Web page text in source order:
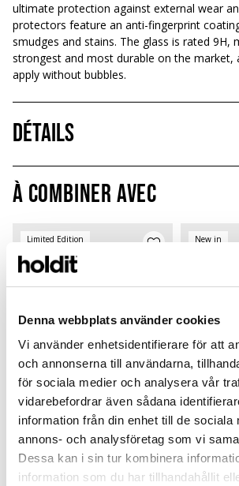
Denna webbplats använder cookies
Vi använder enhetsidentifierare för att
och annonserna till användarna,
för sociala medier och analysera vår
vidarebefordrar även sådana
information från din enhet till de sociala
annons- och analysföretag som vi
Dessa kan i sin tur kombinera
information som du har tillhandahållit
ultimate protection against external wear
protectors feature an anti-fingerprint
smudges and stains. The glass is rated 9H,
strongest and most durable on the market,
apply without bubbles.
Détails
À combiner avec
Limited Edition
MagSafe Fit
Card Holder
Black Crinkle
Magsafe Compatible
New in
Solid
Wool Gray
AirPods Pro 3